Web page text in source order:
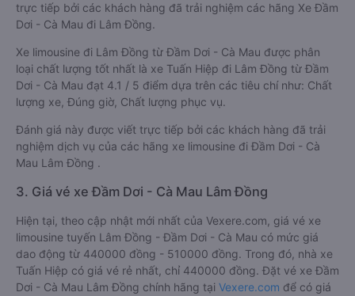
trực tiếp bởi các khách hàng đã trải nghiệm các hãng Xe Đầm
Dơi - Cà Mau đi Lâm Đồng.
Xe limousine đi Lâm Đồng từ Đầm Dơi - Cà Mau được phân
loại chất lượng tốt nhất là xe Tuấn Hiệp đi Lâm Đồng từ Đầm
Dơi - Cà Mau đạt 4.1 / 5 điểm dựa trên các tiêu chí như: Chất
lượng xe, Đúng giờ, Chất lượng phục vụ.
Đánh giá này được viết trực tiếp bởi các khách hàng đã trải
nghiệm dịch vụ của các hãng xe limousine đi Đầm Dơi - Cà
Mau Lâm Đồng .
3. Giá vé xe Đầm Dơi - Cà Mau Lâm Đồng
Hiện tại, theo cập nhật mới nhất của Vexere.com, giá vé xe
limousine tuyến Lâm Đồng - Đầm Dơi - Cà Mau có mức giá
dao động từ 440000 đồng - 510000 đồng. Trong đó, nhà xe
Tuấn Hiệp có giá vé rẻ nhất, chỉ 440000 đồng. Đặt vé xe Đầm
Dơi - Cà Mau Lâm Đồng chính hãng tại Vexere.com để có giá